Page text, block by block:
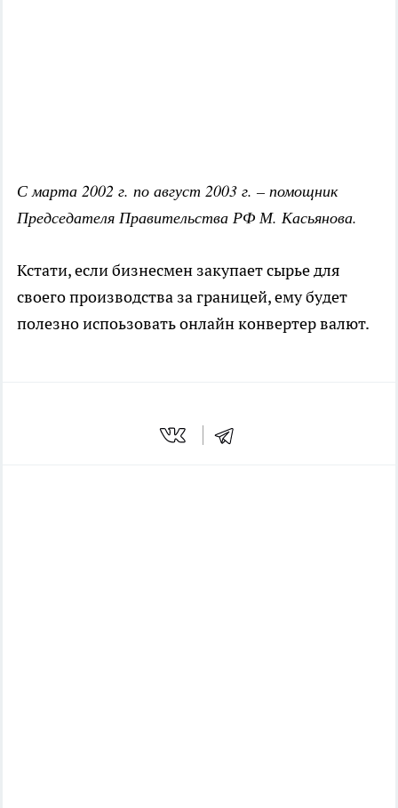
С марта 2002 г. по август 2003 г. – помощник
Председателя Правительства РФ М. Касьянова.
Кстати, если бизнесмен закупает сырье для
своего производства за границей, ему будет
полезно испоьзовать онлайн конвертервалют.